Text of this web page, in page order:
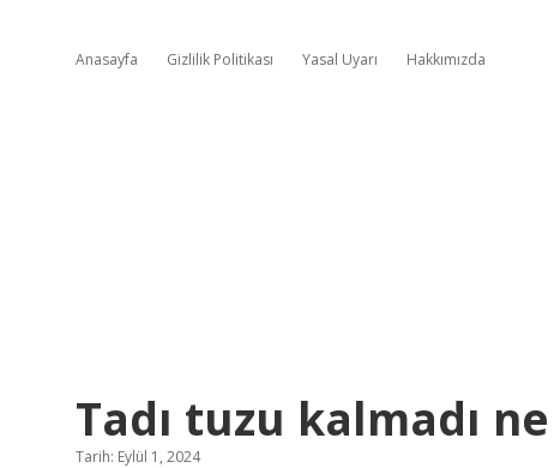
Anasayfa Gizlilik Politikası Yasal Uyarı Hakkımızda
Tadı tuzu kalmadı
Tarih: Eylül 1, 2024